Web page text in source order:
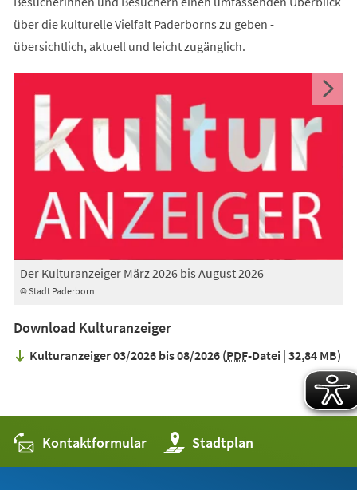
über die kulturelle Vielfalt Paderborns zu geben -
übersichtlich, aktuell und leicht zugänglich.
© Stadt Paderborn
Der Kulturanzeiger März 2026 bis August 2026
Download Kulturanzeiger
Kulturanzeiger 03/2026 bis 08/2026 PDF-Datei 32,84 MB
Kontaktformular Stadtplan
(Öffnet
in
einem